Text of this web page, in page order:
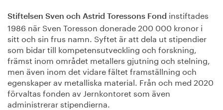
Stiftelsen Sven och Astrid Toressons Fond instiftades
1986 när Sven Toresson donerade 200 000 kronor i
sitt och sin frus namn. Syftet är att dela ut stipendier
som bidar till kompetensutveckling och forskning,
främst inom området metallers gjutning och stelning,
men även inom det vidare fältet framställning och
egenskaper av metalliska material. Från och med 2020
förvaltas fonden av Jernkontoret som även
administrerar stipendierna.